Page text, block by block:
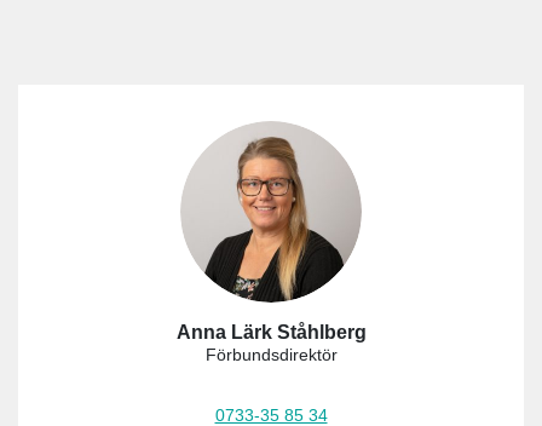
Anna Lärk Ståhlberg
Förbundsdirektör
0733-35 85 34